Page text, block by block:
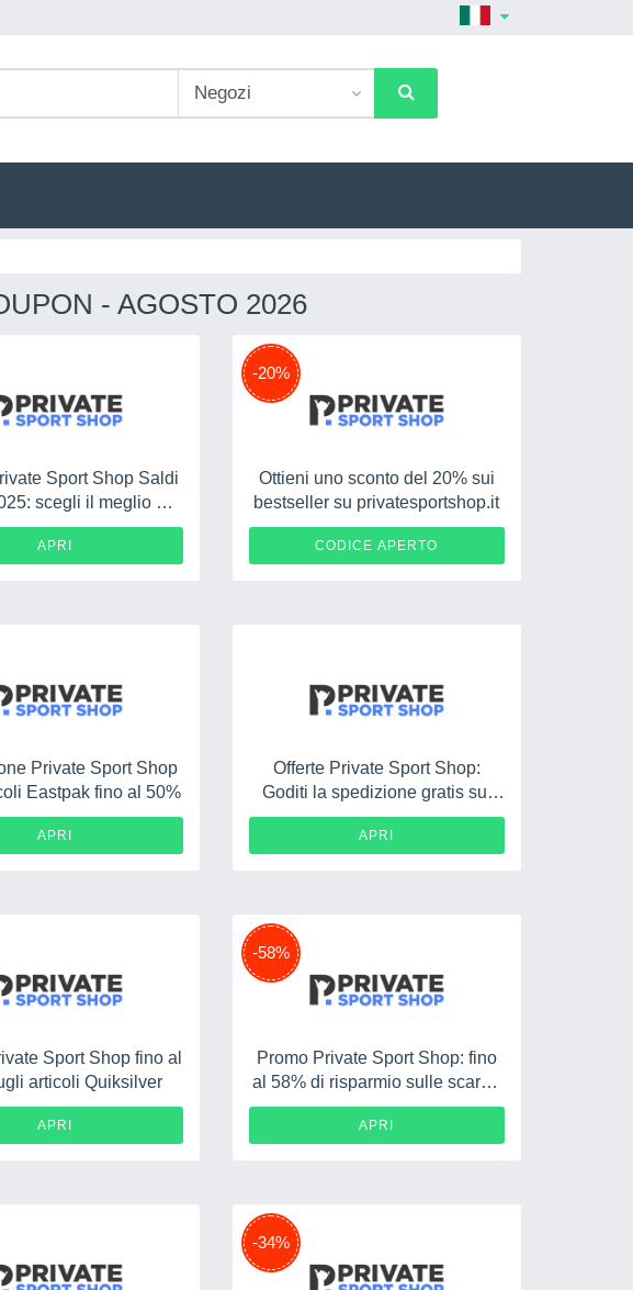
- AGOSTO 2026
Sport Shop Saldi
scegli il meglio al
miglior prezzo
APRI
-20%
Ottieni uno sconto del 20% sui
bestseller su privatesportshop.it
CODICE APERTORUN20
Private Sport Shop
Eastpak fino al 50%
APRI
Offerte Private Sport Shop:
Goditi la spedizione gratis sui
tuoi ordini, approfittane ora
APRI
Sport Shop fino al
articoli Quiksilver
APRI
-58%
Promo Private Sport Shop: fino
al 58% di risparmio sulle scarpe
running e trail Mizuno
APRI
-34%